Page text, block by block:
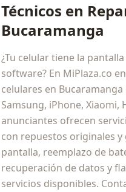
Técnicos en
Bucaramanga
¿Tu celular tiene la
software? En MiPlaza.co
celulares en
Samsung, iPhone,
anunciantes ofrecen
con repuestos originales
pantalla, reemplazo de
recuperación de datos y
servicios disponibles.